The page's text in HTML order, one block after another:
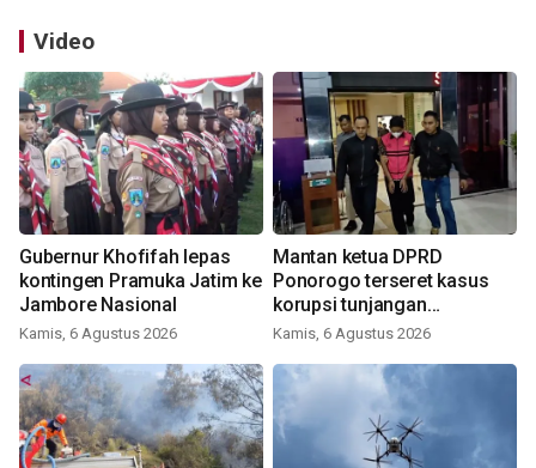
Video
Gubernur Khofifah lepas
kontingen Pramuka Jatim ke
Jambore Nasional
Kamis, 6 Agustus 2026
Mantan ketua DPRD
Ponorogo terseret kasus
korupsi tunjangan
perumahan
Kamis, 6 Agustus 2026